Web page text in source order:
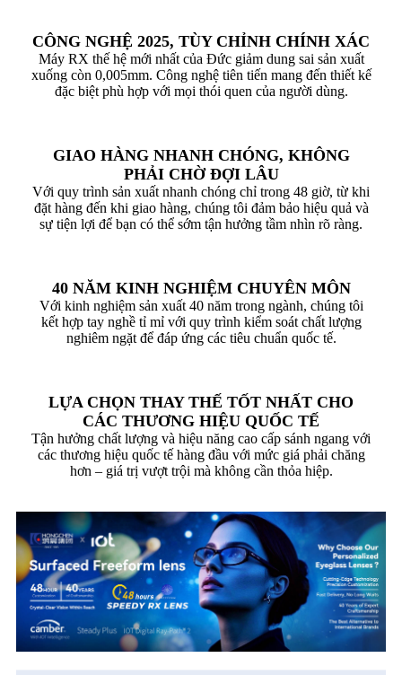
CÔNG NGHỆ 2025, TÙY CHỈNH CHÍNH XÁC
Máy RX thế hệ mới nhất của Đức giảm dung sai sản xuất
xuống còn 0,005mm. Công nghệ tiên tiến mang đến thiết kế
đặc biệt phù hợp với mọi thói quen của người dùng.
GIAO HÀNG NHANH CHÓNG, KHÔNG
PHẢI CHỜ ĐỢI LÂU
Với quy trình sản xuất nhanh chóng chỉ trong 48 giờ, từ khi
đặt hàng đến khi giao hàng, chúng tôi đảm bảo hiệu quả và
sự tiện lợi để bạn có thể sớm tận hưởng tầm nhìn rõ ràng.
40 NĂM KINH NGHIỆM CHUYÊN MÔN
Với kinh nghiệm sản xuất 40 năm trong ngành, chúng tôi
kết hợp tay nghề tỉ mỉ với quy trình kiểm soát chất lượng
nghiêm ngặt để đáp ứng các tiêu chuẩn quốc tế.
LỰA CHỌN THAY THẾ TỐT NHẤT CHO
CÁC THƯƠNG HIỆU QUỐC TẾ
Tận hưởng chất lượng và hiệu năng cao cấp sánh ngang với
các thương hiệu quốc tế hàng đầu với mức giá phải chăng
hơn – giá trị vượt trội mà không cần thỏa hiệp.